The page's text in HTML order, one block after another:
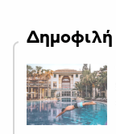
Δημοφιλή